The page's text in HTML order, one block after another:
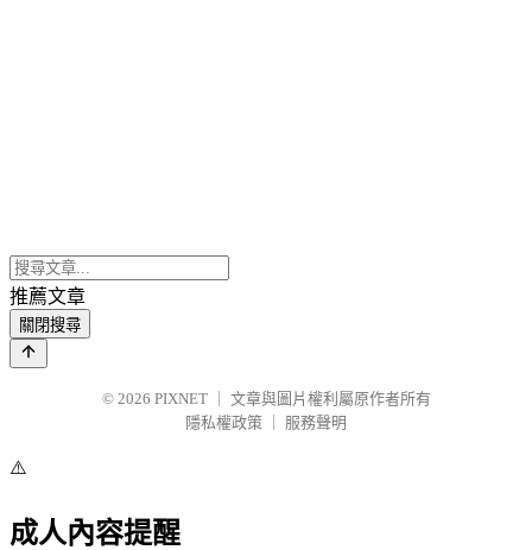
推薦文章
關閉搜尋
© 2026 PIXNET
文章與圖片權利屬原作者所有
隱私權政策
服務聲明
⚠️
成人內容提醒